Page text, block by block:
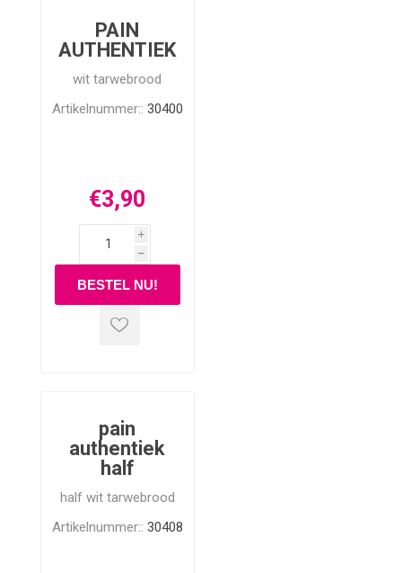
PAIN
AUTHENTIEK
wit tarwebrood
Artikelnummer:: 30400
€3,90
i
h
pain
authentiek
half
half wit tarwebrood
Artikelnummer:: 30408